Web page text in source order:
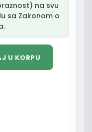
na svu
sa Zakonom o
U KORPU